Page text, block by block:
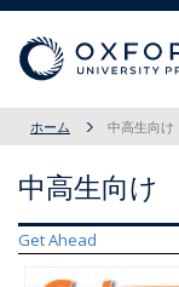
ホーム 中高生向け
中高生向け
Get Ahead